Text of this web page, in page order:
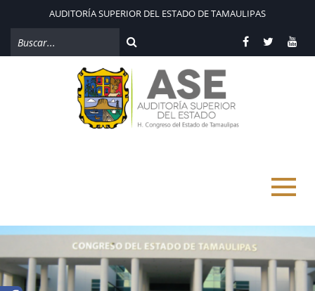
AUDITORÍA SUPERIOR DEL ESTADO DE TAMAULIPAS